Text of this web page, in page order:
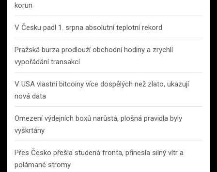
korun
V Česku padl 1. srpna absolutní teplotní rekord
Pražská burza prodlouží obchodní hodiny a zrychlí
vypořádání transakcí
V USA vlastní bitcoiny více dospělých než zlato, ukazují
nová data
Omezení výdejních boxů narůstá, plošná pravidla byly
vyškrtány
Přes Česko přešla studená fronta, přinesla silný vítr a
polámané stromy